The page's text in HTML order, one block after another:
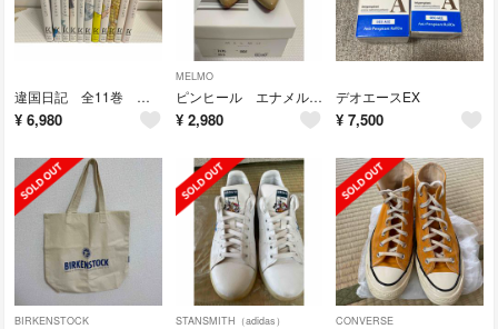
違国日記 全11巻 漫画
¥ 6,980
MELMO
ピンヒール エナメル ベージュ
¥ 2,980
デオエースEX
¥ 7,500
BIRKENSTOCK STANSMITH（adidas） CONVERSE